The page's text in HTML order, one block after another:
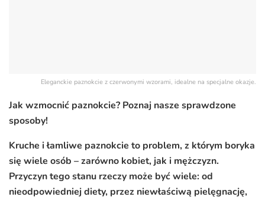
Eleganckie paznokcie z czerwonymi wzorami, idealne na specjalne okazje.
Jak wzmocnić paznokcie? Poznaj nasze sprawdzone
sposoby!
Kruche i łamliwe paznokcie to problem, z którym boryka
się wiele osób – zarówno kobiet, jak i mężczyzn.
Przyczyn tego stanu rzeczy może być wiele: od
nieodpowiedniej diety, przez niewłaściwą pielęgnację,